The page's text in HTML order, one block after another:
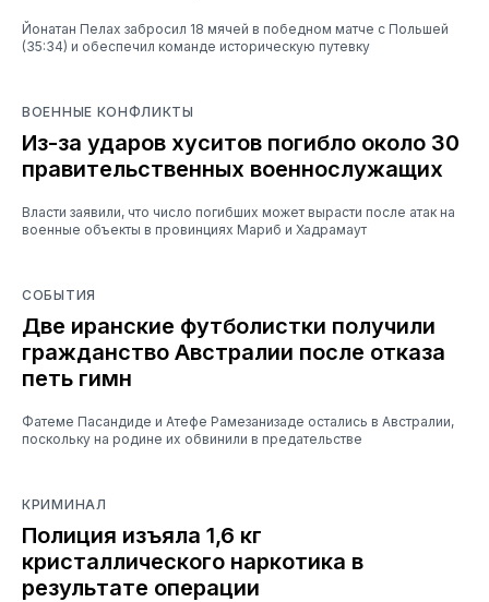
Йонатан Пелах забросил 18 мячей в победном матче с Польшей
(35:34) и обеспечил команде историческую путевку
ВОЕННЫЕ КОНФЛИКТЫ
Из-за ударов хуситов погибло около 30
правительственных военнослужащих
Власти заявили, что число погибших может вырасти после атак на
военные объекты в провинциях Мариб и Хадрамаут
СОБЫТИЯ
Две иранские футболистки получили
гражданство Австралии после отказа
петь гимн
Фатеме Пасандиде и Атефе Рамезанизаде остались в Австралии,
поскольку на родине их обвинили в предательстве
КРИМИНАЛ
Полиция изъяла 1,6 кг
кристаллического наркотика в
результате операции